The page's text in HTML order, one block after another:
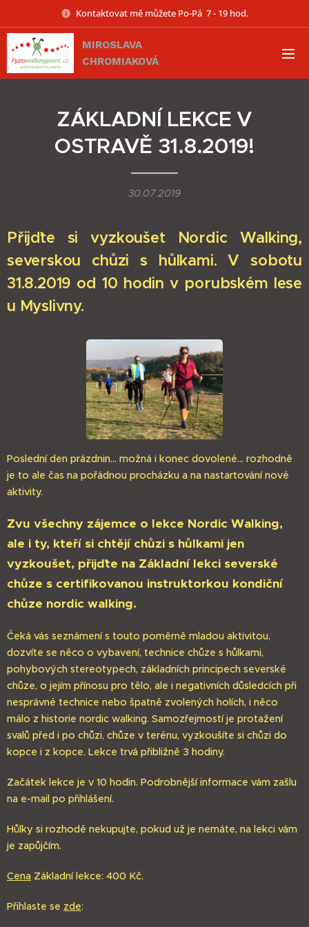
Kontaktovat mě můžete Po-Pá 7 - 19 hod.
MIROSLAVA
CHROMIAKOVÁ
ZÁKLADNÍ LEKCE V
OSTRAVĚ 31.8.2019!
30.07.2019
Přijďte si vyzkoušet Nordic Walking,
severskou chůzi s hůlkami. V sobotu
31.8.2019 od 10 hodin v porubském lese
u Myslivny.
Poslední den prázdnin... možná i konec dovolené... rozhodně
je to ale čas na pořádnou procházku a na nastartování nové
aktivity.
Zvu všechny zájemce o lekce Nordic Walking,
ale i ty, kteří si chtějí chůzi s hůlkami jen
vyzkoušet, přijďte na Základní lekci severské
chůze s certifikovanou instruktorkou kondiční
chůze nordic walking.
Čeká vás seznámení s touto poměrně mladou aktivitou,
dozvíte se něco o vybavení, technice chůze s hůlkami,
pohybových stereotypech, základních principech severské
chůze, o jejím přínosu pro tělo, ale i negativních důsledcích při
nesprávné technice nebo špatně zvolených holích, i něco
málo z historie nordic walking. Samozřejmostí je protažení
svalů před i po chůzi, chůze v terénu, vyzkoušíte si chůzi do
kopce i z kopce. Lekce trvá přibližně 3 hodiny.
Začátek lekce je v 10 hodin. Podrobnější informace vám zašlu
na e-mail po přihlášení.
Hůlky si rozhodě nekupujte, pokud už je nemáte, na lekci vám
je zapůjčím.
Cena Základní lekce: 400 Kč.
Přihlaste se zde: